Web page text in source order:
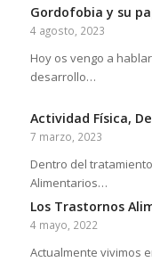
Gordofobia y su
4 agosto, 2023
Hoy os vengo a
desarrollo…
Actividad Física,
7 marzo, 2023
Dentro del
Alimentarios…
Los Trastornos
4 mayo, 2022
Actualmente vivimos